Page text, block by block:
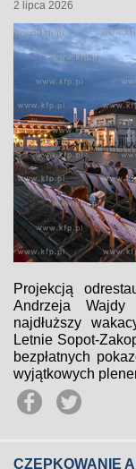
2 lipca 2026
Projekcją
Andrzeja
najdłuższy
Letnie Sopot-
bezpłatnych
wyjątkowych
CZEPKOWANIE